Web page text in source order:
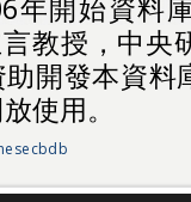
年開始資料
教授，中央
開發本資料
使用。